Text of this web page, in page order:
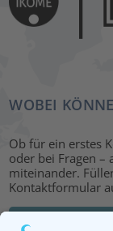
WOBEI
Ob für ein erstes
oder bei Fragen –
miteinander.
Kontaktformular